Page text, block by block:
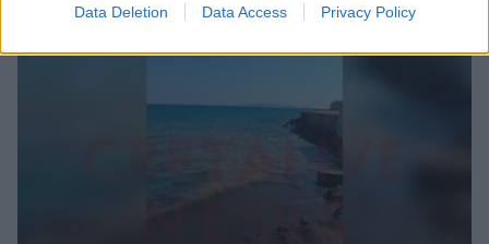
Data Deletion Data Access Privacy Policy
Συνεχής ροή